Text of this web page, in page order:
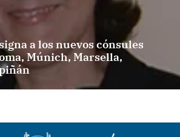
a los nuevos cónsules
Múnich, Marsella,